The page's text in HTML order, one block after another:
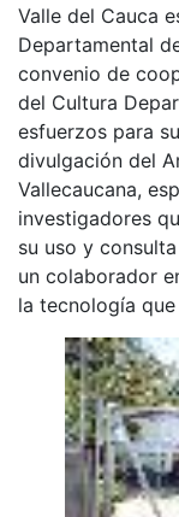
Valle del Cauca
Departamental
convenio de
del Cultura
esfuerzos para
divulgación del
Vallecaucana,
investigadores
su uso y
un colaborador
la tecnología